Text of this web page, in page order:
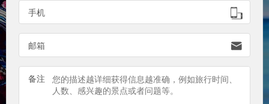
手机 
邮箱 
备注